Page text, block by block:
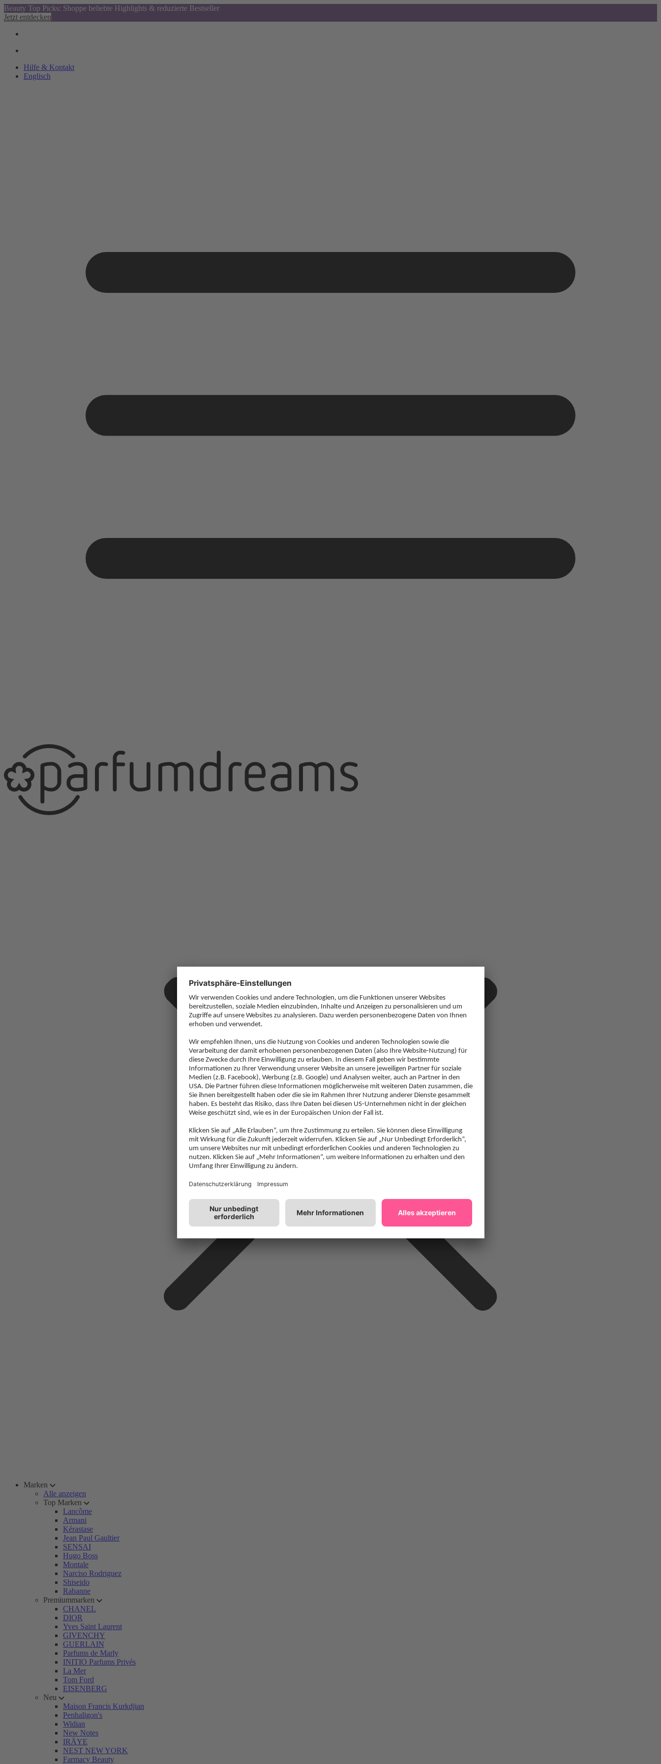
Beauty Top Picks: Shoppe beliebte Highlights & reduzierte Bestseller
Jetzt entdecken
Hilfe & Kontakt
Englisch
Marken
Alle anzeigen
Top Marken
Lancôme
Armani
Kérastase
Jean Paul Gaultier
SENSAI
Hugo Boss
Montale
Narciso Rodriguez
Shiseido
Rabanne
Premiummarken
CHANEL
DIOR
Yves Saint Laurent
GIVENCHY
GUERLAIN
Parfums de Marly
INITIO Parfums Privés
La Mer
Tom Ford
EISENBERG
Neu
Maison Francis Kurkdjian
Penhaligon's
Widian
New Notes
IRÄYE
NEST NEW YORK
Farmacy Beauty